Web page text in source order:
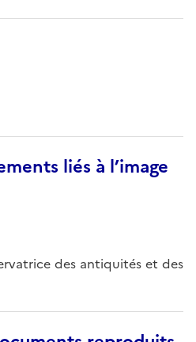
liés à l’image
des antiquités et des